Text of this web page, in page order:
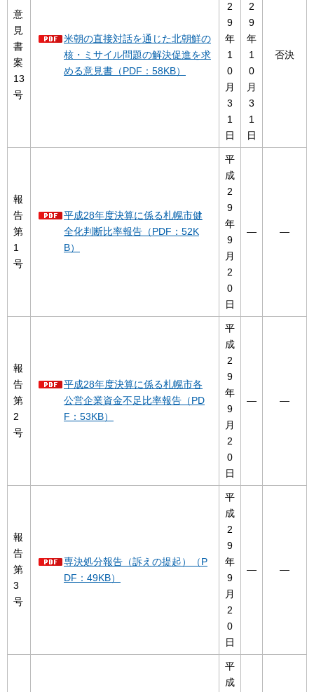
意
見
書
案
13
号
米朝の直接対話を通じた北朝鮮の
核・ミサイル問題の解決促進を求
める意見書（PDF：58KB）
2
9
年
1
0
月
3
1
日
2
9
年
1
0
月
3
1
日
否決
報
告
第
1
号
平成28年度決算に係る札幌市健
全化判断比率報告（PDF：52K
B）
平
成
2
9
年
9
月
2
0
日
― ―
報
告
第
2
号
平成28年度決算に係る札幌市各
公営企業資金不足比率報告（PD
F：53KB）
平
成
2
9
年
9
月
2
0
日
― ―
報
告
第
3
号
専決処分報告（訴えの提起）（P
DF：49KB）
平
成
2
9
年
9
月
2
0
日
― ―
平
成